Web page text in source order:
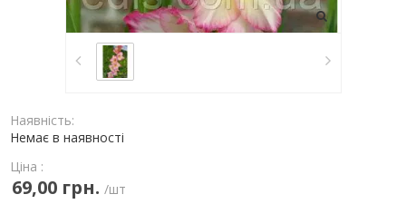
Наявність:
Немає в наявності
Ціна :
69,00 грн. /шт